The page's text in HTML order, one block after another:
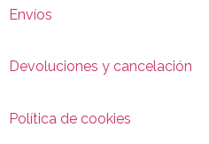
Envíos
Devoluciones y cancelación
Política de cookies